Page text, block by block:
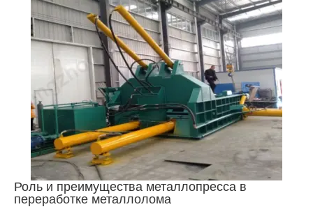
Роль и преимущества металлопресса в
переработке металлолома